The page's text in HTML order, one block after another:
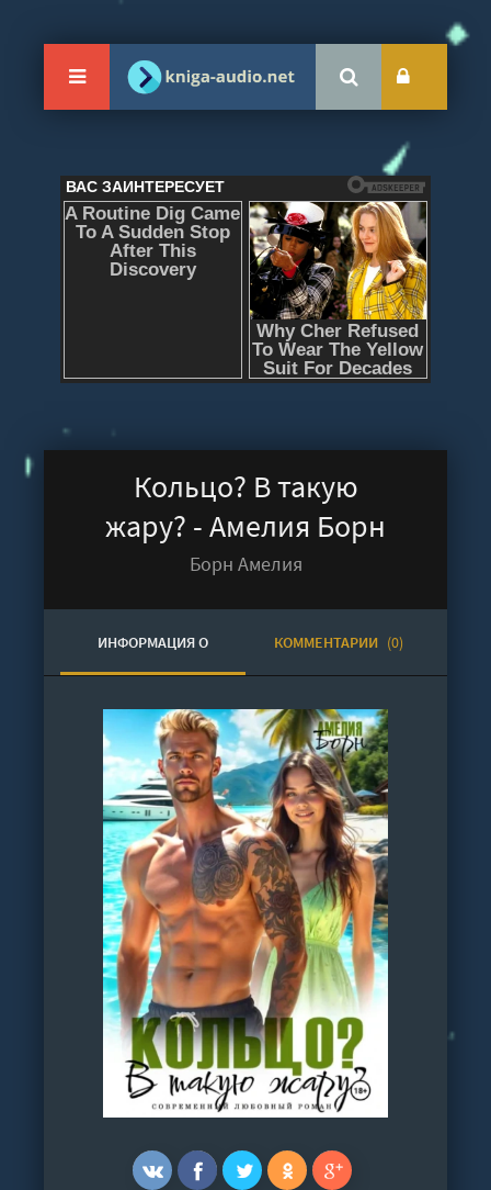
Кольцо? В такую
жару? - Амелия Борн
Борн Амелия
ИНФОРМАЦИЯ О
АУДИОКНИГЕ
КОММЕНТАРИИ (0)